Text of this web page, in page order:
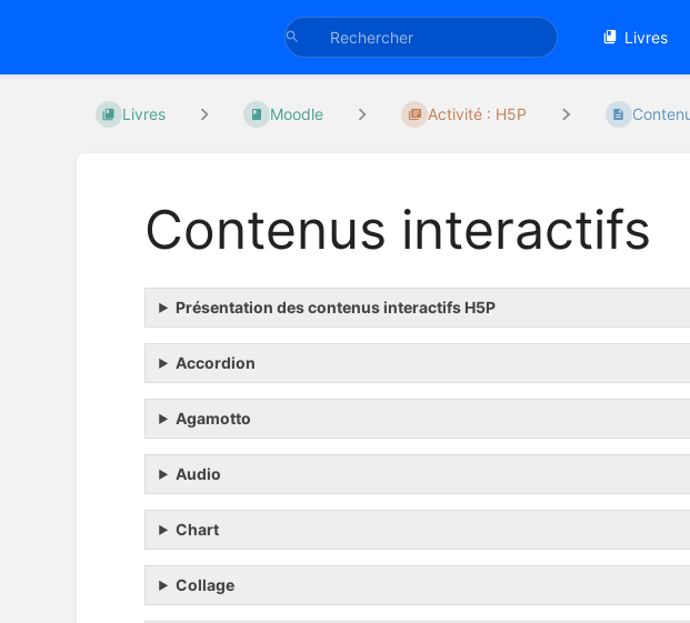
Livres
Livres Moodle Activité : H5P
Contenus interactifs
Présentation des contenus interactifs H5P
Accordion
Agamotto
Audio
Chart
Collage